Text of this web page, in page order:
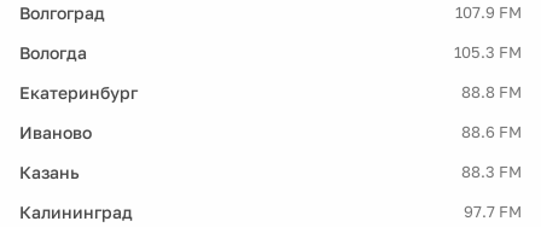
Волгоград 107.9 FM
Вологда 105.3 FM
Екатеринбург 88.8 FM
Иваново 88.6 FM
Казань 88.3 FM
Калининград 97.7 FM